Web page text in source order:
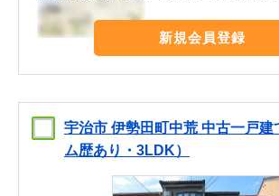
新規会員登録
宇治市 伊勢田町中荒 中古一戸建
ム歴あり・3LDK）